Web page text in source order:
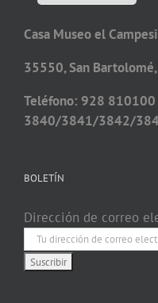
Casa Museo el
35550, San
Teléfono: 928
3840/3841/3842/
BOLETÍN
Dirección de correo